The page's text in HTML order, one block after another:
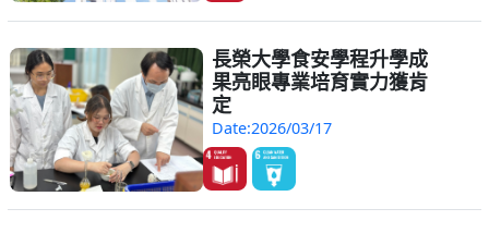
長榮大學食安學程升學成
果亮眼專業培育實力獲肯
定
Date:2026/03/17